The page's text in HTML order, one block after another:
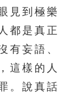
見到極樂
都是真正
有妄語、
這樣的人
。說真話